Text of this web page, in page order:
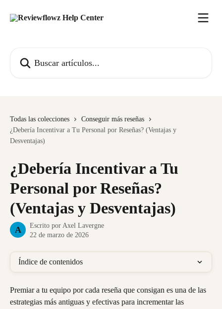
Todas las colecciones
Conseguir más reseñas
¿Debería Incentivar a Tu Personal por Reseñas? (Ventajas y
Desventajas)
¿Debería Incentivar a Tu
Personal por Reseñas?
(Ventajas y Desventajas)
A Escrito por Axel Lavergne
22 de marzo de 2026
Índice de contenidos
Premiar a tu equipo por cada reseña que consigan es una de las
estrategias más antiguas y efectivas para incrementar las